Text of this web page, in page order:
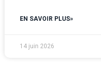
EN SAVOIR PLUS»
14 juin 2026